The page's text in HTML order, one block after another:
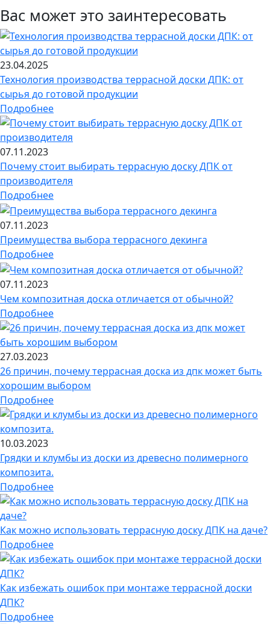
Вас может это заинтересовать
23.04.2025
Технология производства террасной доски ДПК: от
сырья до готовой продукции
Подробнее
07.11.2023
Почему стоит выбирать террасную доску ДПК от
производителя
Подробнее
07.11.2023
Преимущества выбора террасного декинга
Подробнее
07.11.2023
Чем композитная доска отличается от обычной?
Подробнее
27.03.2023
26 причин, почему террасная доска из дпк может быть
хорошим выбором
Подробнее
10.03.2023
Грядки и клумбы из доски из древесно полимерного
композита.
Подробнее
Как можно использовать террасную доску ДПК на даче?
Подробнее
Как избежать ошибок при монтаже террасной доски
ДПК?
Подробнее